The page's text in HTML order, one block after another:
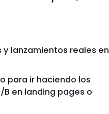
lanzamientos reales en
para ir haciendo los
en landing pages o